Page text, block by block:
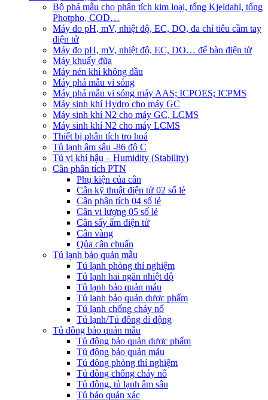
Bộ phá mẫu cho phân tích kim loại, tổng Kjeldahl, tổng
Photpho, COD…
Máy đo pH, mV, nhiệt độ, EC, DO, đa chỉ tiêu cầm tay
điện tử
Máy đo pH, mV, nhiệt độ, EC, DO… để bàn điện tử
Máy khuấy đũa
Máy nén khí không dầu
Máy phá mẫu vi sóng
Máy phá mẫu vi sóng máy AAS; ICPOES; ICPMS
Máy sinh khí Hydro cho máy GC
Máy sinh khí N2 cho máy GC, LCMS
Máy sinh khí N2 cho máy LCMS
Thiết bị phân tích tro hoá
Tủ lạnh âm sâu -86 độ C
Tủ vi khí hậu – Humidity (Stability)
Cân phân tích PTN
Phụ kiện của cân
Cân kỹ thuật điện tử 02 số lẻ
Cân phân tích 04 số lẻ
Cân vi lượng 05 số lẻ
Cân sấy ẩm điện tử
Cân vàng
Qủa cân chuẩn
Tủ lạnh bảo quản mẫu
Tủ lạnh phòng thí nghiệm
Tủ lạnh hai ngăn nhiệt độ
Tủ lạnh bảo quản máu
Tủ lạnh bảo quản dược phẩm
Tủ lạnh chống cháy nổ
Tủ lạnh/Tủ đông di động
Tủ đông bảo quản mẫu
Tủ đông bảo quản dược phẩm
Tủ đông bảo quản máu
Tủ đông phòng thí nghiệm
Tủ đông chống cháy nổ
Tủ đông, tủ lạnh âm sâu
Tủ bảo quản xác